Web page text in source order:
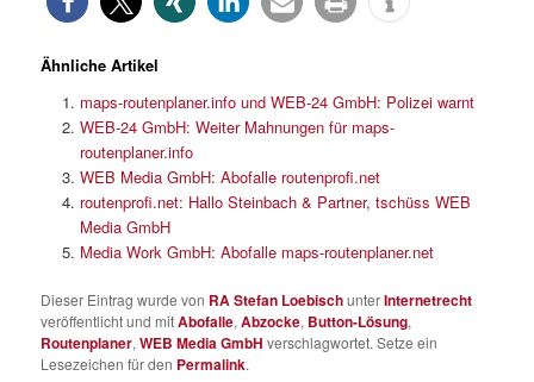
Ähnliche Artikel
maps-routenplaner.info und WEB-24 GmbH: Polizei warnt
WEB-24 GmbH: Weiter Mahnungen für maps-
routenplaner.info
WEB Media GmbH: Abofalle routenprofi.net
routenprofi.net: Hallo Steinbach & Partner, tschüss WEB
Media GmbH
Media Work GmbH: Abofalle maps-routenplaner.net
Dieser Eintrag wurde von RA Stefan LoebischunterInternetrecht
veröffentlicht und mitAbofalle,Abzocke, Button-Lösung,
Routenplaner,WEB Media GmbH verschlagwortet. Setze ein
Lesezeichen für den Permalink.